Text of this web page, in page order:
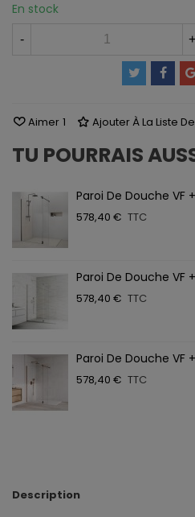
En stock
- +
Aimer 1 Ajouter À La Liste
TU POURRAIS
Paroi De Douche VF +
578,40 € TTC
Paroi De Douche VF +
578,40 € TTC
Paroi De Douche VF +
578,40 € TTC
Description